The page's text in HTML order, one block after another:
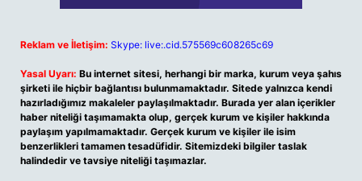
Reklam ve İletişim: Skype: live:.cid.575569c608265c69
Yasal Uyarı: Bu internet sitesi, herhangi bir marka, kurum veya şahıs
şirketi ile hiçbir bağlantısı bulunmamaktadır. Sitede yalnızca kendi
hazırladığımız makaleler paylaşılmaktadır. Burada yer alan içerikler
haber niteliği taşımamakta olup, gerçek kurum ve kişiler hakkında
paylaşım yapılmamaktadır. Gerçek kurum ve kişiler ile isim
benzerlikleri tamamen tesadüfidir. Sitemizdeki bilgiler taslak
halindedir ve tavsiye niteliği taşımazlar.